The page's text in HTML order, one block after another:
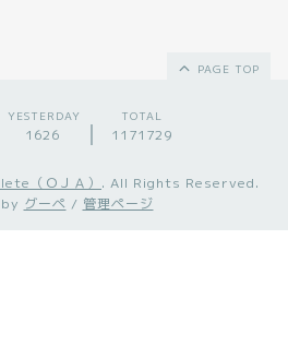
PAGE TOP
YESTERDAY
1626
TOTAL
1171729
（ＯＪＡ） . All Rights Reserved.
グーペ / 管理ページ